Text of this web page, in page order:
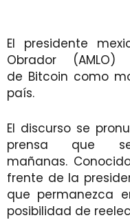
El presidente
Obrador
de Bitcoin como
país.
El discurso se
prensa que
mañanas.
frente de la
que permanezca
posibilidad de